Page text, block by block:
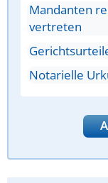
Mandanten
vertreten
Notarielle